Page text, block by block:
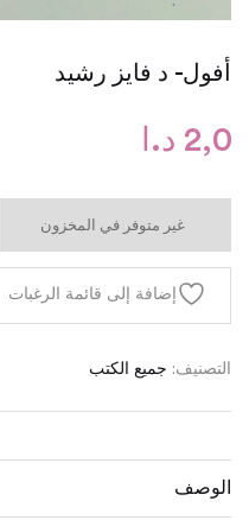
أفول- د فايز رشيد
2,0 د.ا
غير متوفر في المخزون
إضافة إلى قائمة الرغبات
التصنيف: جميع الكتب
الوصف